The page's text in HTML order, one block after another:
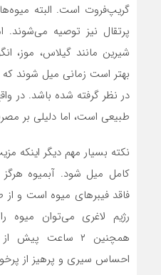
گریپ‌فروت است. البته
پرتقال نیز توصیه
شیرین مانند گیلاس، موز،
بهتر است زمانی میل شوند
در نظر گرفته شده باشد. در
طبیعی است، اما دلیلی بر
نکته بسیار مهم دیگر اینکه
کامل میل شود. آبمیوه
فاقد فیبر‌های میوه است و از
رژیم لاغری می‌توان میوه
همچنین ۲ ساعت
احساس سیری و پرهیز از